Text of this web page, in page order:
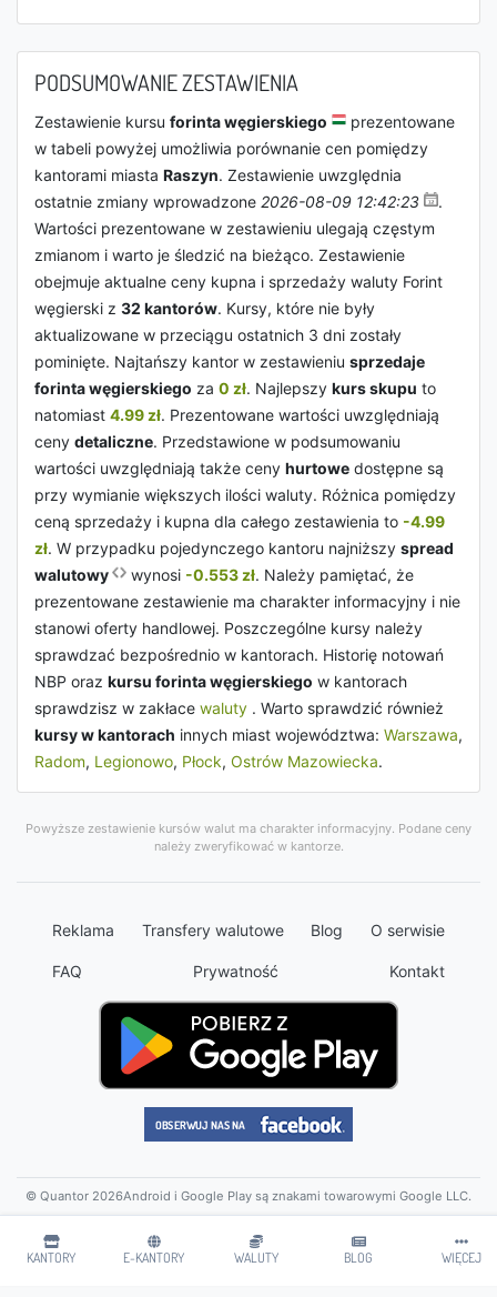
KANTORY E-KANTORY WALUTY BLOG WIĘCEJ
PODSUMOWANIE ZESTAWIENIA
Zestawienie kursu forinta węgierskiego
prezentowane
w tabeli powyżej umożliwia porównanie cen pomiędzy
kantorami miasta Raszyn. Zestawienie uwzględnia
ostatnie zmiany wprowadzone 2026-08-09 12:42:23
.
Wartości prezentowane w zestawieniu ulegają częstym
zmianom i warto je śledzić na bieżąco. Zestawienie
obejmuje aktualne ceny kupna i sprzedaży waluty Forint
węgierski z 32 kantorów. Kursy, które nie były
aktualizowane w przeciągu ostatnich 3 dni zostały
pominięte. Najtańszy kantor w zestawieniu sprzedaje
forinta węgierskiego za 0 zł. Najlepszy kurs skupu to
natomiast 4.99 zł. Prezentowane wartości uwzględniają
ceny detaliczne. Przedstawione w podsumowaniu
wartości uwzględniają także ceny hurtowe dostępne są
przy wymianie większych ilości waluty. Różnica pomiędzy
ceną sprzedaży i kupna dla całego zestawienia to -4.99
zł. W przypadku pojedynczego kantoru najniższy spread
walutowy
wynosi -0.553 zł. Należy pamiętać, że
prezentowane zestawienie ma charakter informacyjny i nie
stanowi oferty handlowej. Poszczególne kursy należy
sprawdzać bezpośrednio w kantorach. Historię notowań
NBP oraz kursu forinta węgierskiego w kantorach
sprawdzisz w zakłace waluty . Warto sprawdzić również
kursy w kantorach innych miast województwa: Warszawa,
Radom, Legionowo, Płock, Ostrów Mazowiecka.
Powyższe zestawienie kursów walut ma charakter informacyjny. Podane ceny
należy zweryfikować w kantorze.
Reklama Transfery walutowe Blog O serwisie
FAQ Prywatność Kontakt
© Quantor 2026Android i Google Play są znakami towarowymi Google LLC.